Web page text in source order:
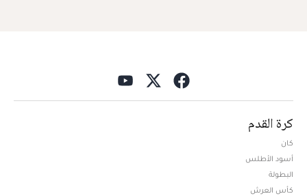
كرة القدم
كان
أسود الأطلس
البطولة
كأس العرش